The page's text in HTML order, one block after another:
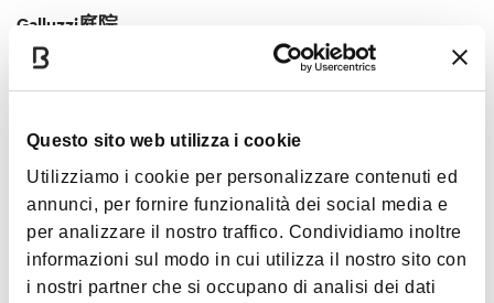
Questo sito web utilizza i cookie
Utilizziamo i cookie per personalizzare contenuti ed
annunci, per fornire funzionalità dei social media e
per analizzare il nostro traffico. Condividiamo inoltre
informazioni sul modo in cui utilizza il nostro sito con
i nostri partner che si occupano di analisi dei dati
Galluzzi庭院
Corte de' Galluzzi - 40124
心情